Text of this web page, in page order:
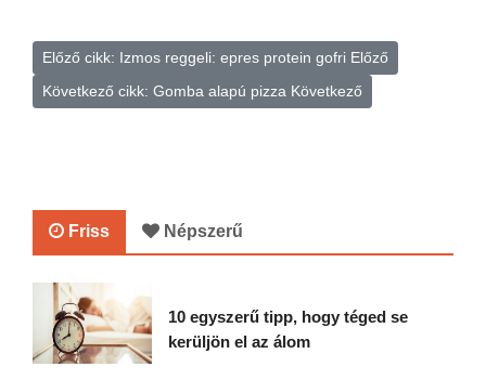
Előző cikk: Izmos reggeli: epres protein gofri Előző
Következő cikk: Gomba alapú pizza Következő
Friss Népszerű
10 egyszerű tipp, hogy téged se
kerüljön el az álom